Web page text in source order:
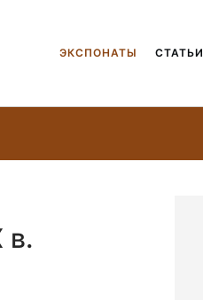
ЭКСПОНАТЫ СТАТЬИ
в.